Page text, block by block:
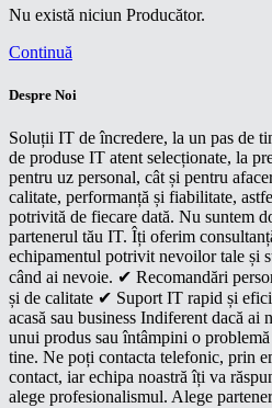
Nu există niciun Producător.
Continuă
Despre Noi
Soluții IT de încredere, la un pas de
de produse IT atent selecționate, la
pentru uz personal, cât și pentru
calitate, performanță și fiabilitate,
potrivită de fiecare dată. Nu suntem
partenerul tău IT. Îți oferim
echipamentul potrivit nevoilor tale și
când ai nevoie. ✔ Recomandări
și de calitate ✔ Suport IT rapid și
acasă sau business Indiferent dacă ai
unui produs sau întâmpini o
tine. Ne poți contacta telefonic, prin
contact, iar echipa noastră îți va
alege profesionalismul. Alege